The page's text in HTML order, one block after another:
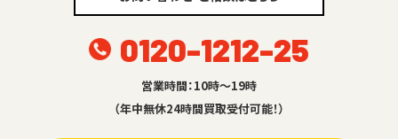
0120-1212-25
営業時間：10時～19時
（年中無休24時間買取受付可能！）